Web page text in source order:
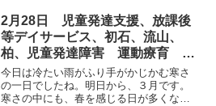
ガルー → クマ → マッ
ト ＰＭ◎カエル → ...
2月28日 児童発達支援、放課後
等デイサービス、初石、流山、
柏、児童発達障害 運動療育 柳
沢運動プログラム こども発達気
になる 発達障害 放デ
今日は冷たい雨がふり手がかじかむ寒さ
の一日でしたね。明日から、３月です。
寒さの中にも、春を感じる日が多くなる